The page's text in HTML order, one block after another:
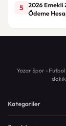
5
2026 Emekli
Ödeme
Yazar Spor -
Kategoriler